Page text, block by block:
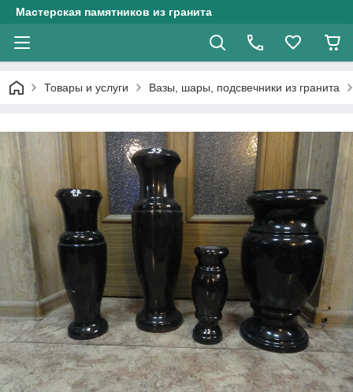
Мастерская памятников из гранита
Товары и услуги Вазы, шары, подсвечники из гранита